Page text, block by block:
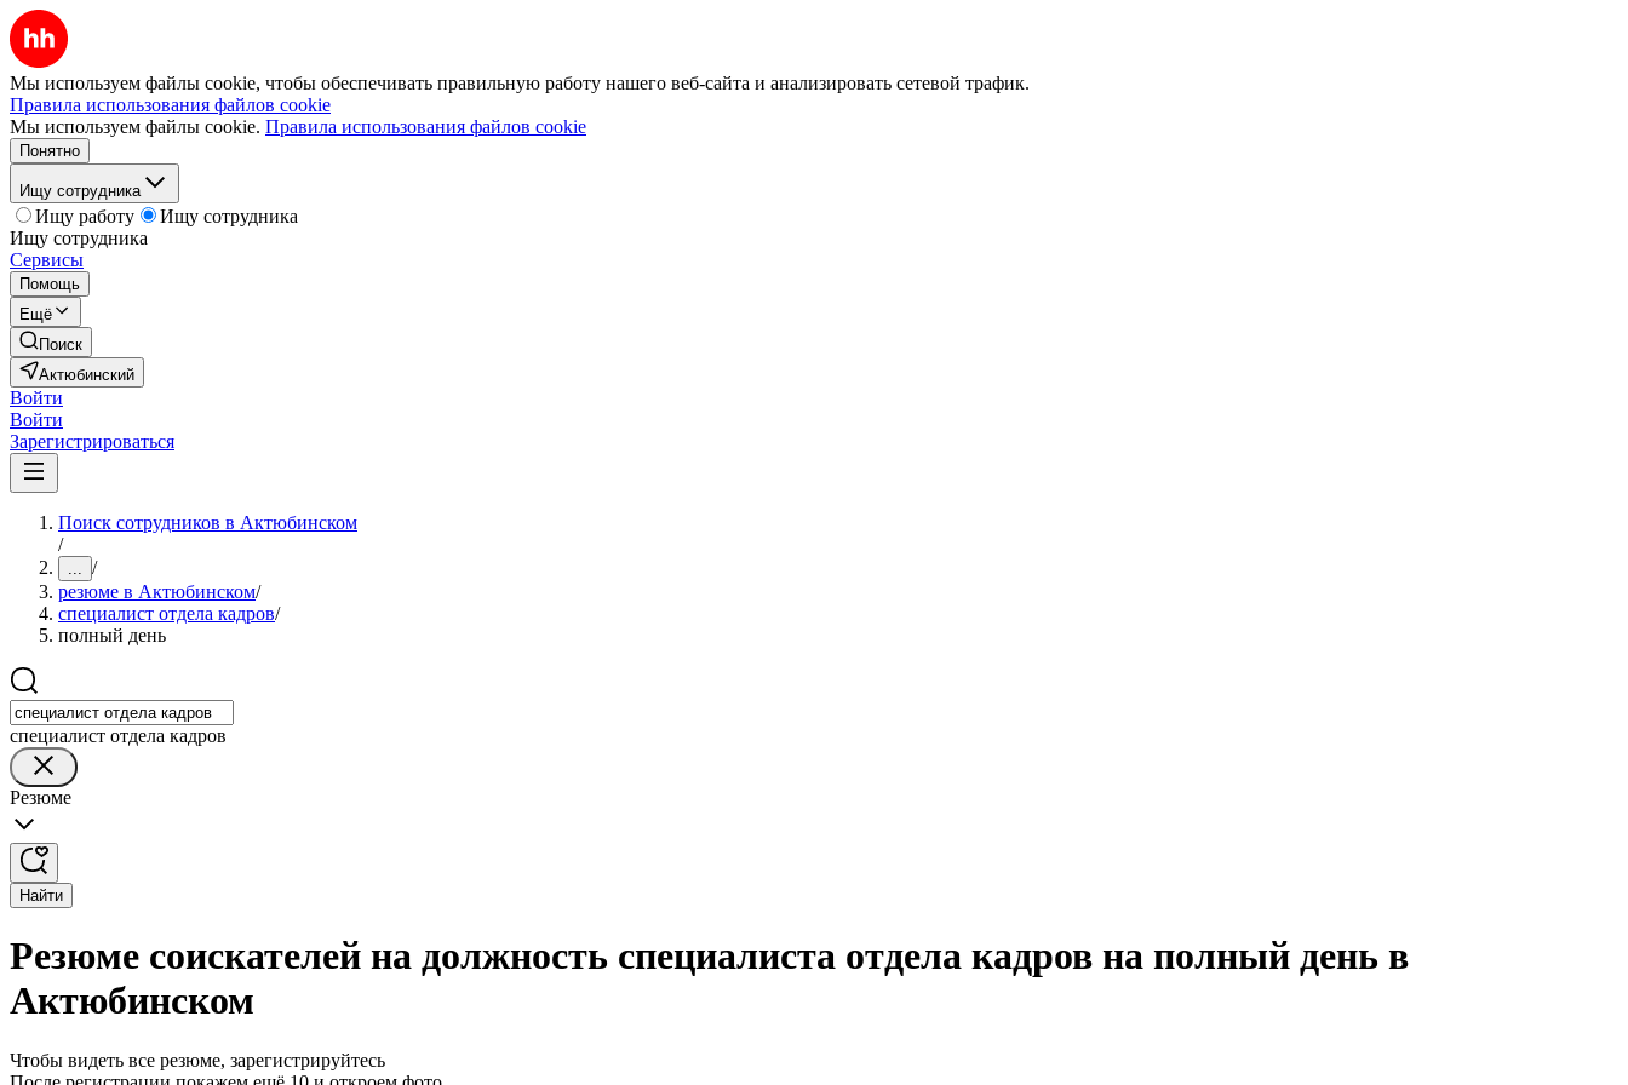
Мы используем файлы cookie, чтобы обеспечивать правильную работу нашего веб-сайта и анализировать сетевой трафик.
Правила использования файлов cookie
Мы используем файлы cookie. Правила использования файлов cookie
Понятно
Ищу сотрудника
Ищу работу
Ищу сотрудника
Ищу сотрудника
Сервисы
Помощь
Ещё
Поиск
Актюбинский
Войти
Войти
Зарегистрироваться
Поиск сотрудников в Актюбинском
/
... /
резюме в Актюбинском/
специалист отдела кадров/
полный день
специалист отдела кадров
Резюме
Найти
Резюме соискателей на должность специалиста отдела кадров на полный день в
Актюбинском
Чтобы видеть все резюме, зарегистрируйтесь